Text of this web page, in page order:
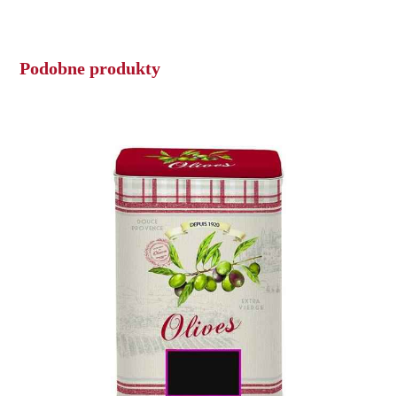
Podobne produkty